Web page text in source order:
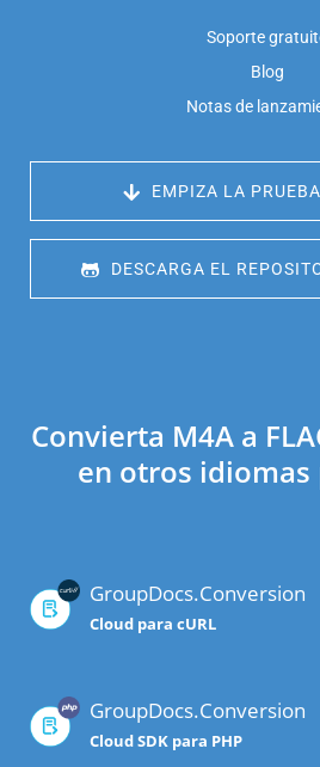
Soporte
Blog
Notas de
EMPIZA LA
DESCARGA EL
Convierta M4A a
en otros idiomas
GroupDocs.Conversion
Cloud para cURL
GroupDocs.Conversion
Cloud SDK para PHP